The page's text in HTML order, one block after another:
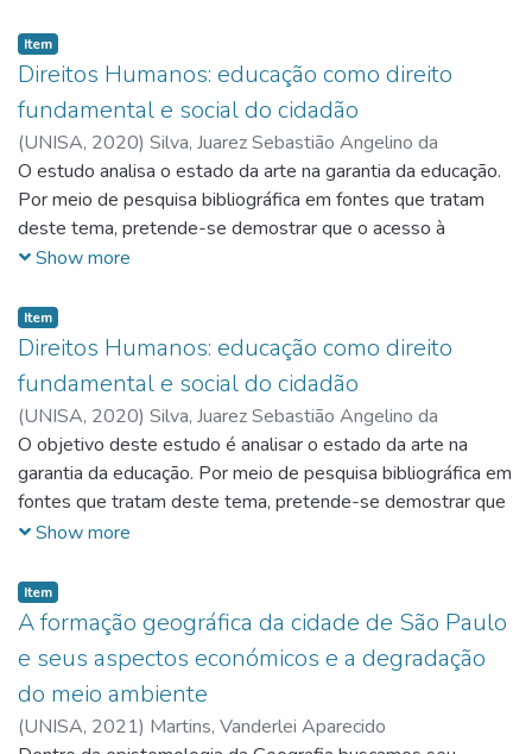
o porquê de consumirmos. Afinal, somos movidos por
desejos, e o que realmente nos traz esse desejo de
consumir? Este artigo busca apresentar breves reflexões
acerca do consumo consciente e cultura descartável, para
que possamos ver além, e trazer o questionamento sobre o
sistema em que vivemos, na tentativa de nos levar a pensar
sobre o que podemos fazer para que o meio ambiente não
pereça.
Item
Direitos Humanos: educação como direito
fundamental e social do cidadão
(UNISA, 2020) Silva, Juarez Sebastião Angelino da
O estudo analisa o estado da arte na garantia da educação.
Por meio de pesquisa bibliográfica em fontes que tratam
deste tema, pretende-se demostrar que o acesso à
educação também é um dos aspetos do direito humano
anos.
Show more
Item
Direitos Humanos: educação como direito
fundamental e social do cidadão
(UNISA, 2020) Silva, Juarez Sebastião Angelino da
O objetivo deste estudo é analisar o estado da arte na
garantia da educação. Por meio de pesquisa bibliográfica em
fontes que tratam deste tema, pretende-se demostrar que
o acesso à educação também é um dos aspectos do direito
dos anos. Concluindo que este é um direito que possibilita
ao cidadão meios de abertura para sua autoconstrução, além
de ampliar sua capacidade de participação nos destinos da
sociedade onde vive, portanto, é também um direito social.
O direito à educação é um tema bastante debatido e, em
face da busca pela universalização da educação, tem sido
Show more
Item
A formação geográfica da cidade de São Paulo
e seus aspectos económicos e a degradação
do meio ambiente
(UNISA, 2021) Martins, Vanderlei Aparecido